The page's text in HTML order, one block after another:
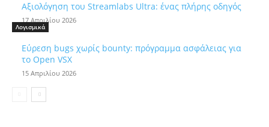
Αξιολόγηση του Streamlabs Ultra: ένας πλήρης οδηγός
17 Απριλίου 2026
Λογισμικά
Εύρεση bugs χωρίς bounty: πρόγραμμα ασφάλειας για
το Open VSX
15 Απριλίου 2026